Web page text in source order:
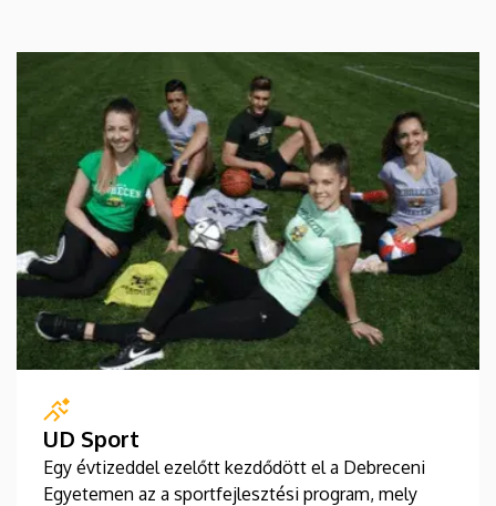
UD Sport
Egy évtizeddel ezelőtt kezdődött el a Debreceni
Egyetemen az a sportfejlesztési program, mely